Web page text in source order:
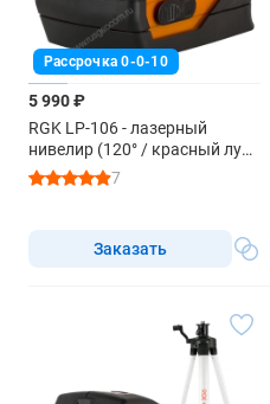
Рассрочка 0-0-10
5 990 ₽
RGK LP-106 - лазерный
нивелир (120° / красный луч
/ 50м с приемником)
7
Заказать